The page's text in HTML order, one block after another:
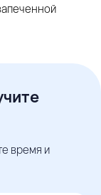
время и